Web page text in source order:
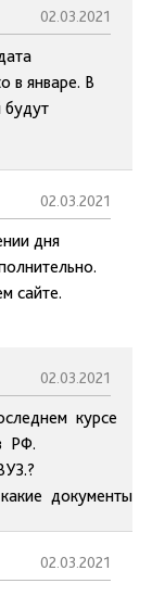
02.03.2021
в январе. В
будут
02.03.2021
дня
сайте.
02.03.2021
курсе
РФ.
документы
02.03.2021